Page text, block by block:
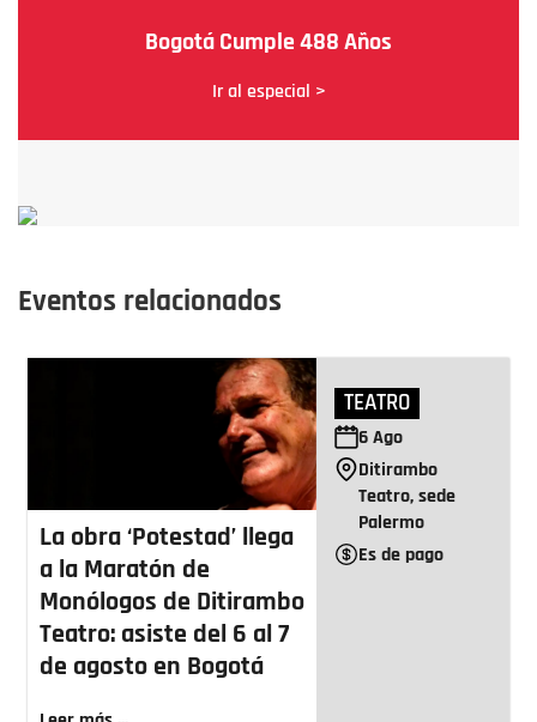
Bogotá Cumple 488 Años
Ir al especial >
Eventos relacionados
La obra ‘Potestad’ llega
a la Maratón de
Monólogos de Ditirambo
Teatro: asiste del 6 al 7
de agosto en Bogotá
TEATRO
6Ago
Ditirambo
Teatro, sede
Palermo
Es de pago